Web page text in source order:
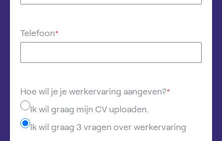
Telefoon*
Hoe wil je je werkervaring aangeven?*
Ik wil graag mijn CV uploaden.
Ik wil graag 3 vragen over werkervaring